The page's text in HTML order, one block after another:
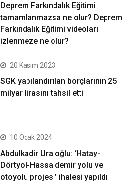
Deprem Farkındalık Eğitimi
tamamlanmazsa ne olur? Deprem
Farkındalık Eğitimi videoları
izlenmeze ne olur?
20 Kasım 2023
SGK yapılandırılan borçlarının 25
milyar lirasını tahsil etti
10 Ocak 2024
Abdulkadir Uraloğlu: ‘Hatay-
Dörtyol-Hassa demir yolu ve
otoyolu projesi’ ihalesi yapıldı